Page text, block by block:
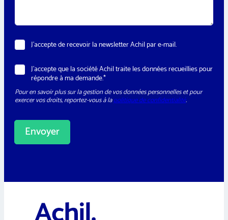
N
e
w
s
e
t
t
r
J’accepte de recevoir la newsletter Achil par e-mail.
R
G
D
*
J’accepte que la société Achil traite les données recueillies pour
répondre à ma demande.*
Pour en savoir plus sur la gestion de vos données personnelles et pour
exercer vos droits, reportez-vous à lapolitique de confidentialité.
Envoyer
e